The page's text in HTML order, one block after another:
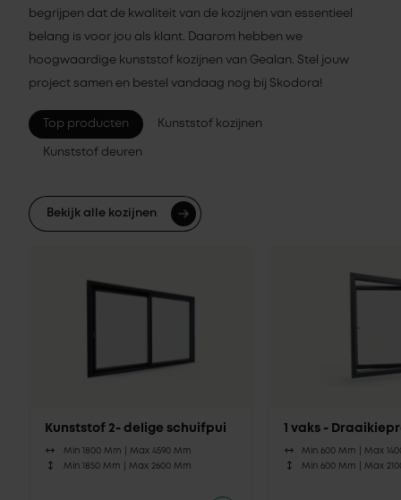
begrijpen dat de kwaliteit van de kozijnen van essentieel
belang is voor jou als klant. Daarom hebben we
hoogwaardige kunststof kozijnen van Gealan. Stel jouw
project samen en bestel vandaag nog bij Skodora!
Top producten Kunststof kozijnen
Kunststof deuren
Bekijk alle kozijnen
Kunststof 2- delige schuifpui
Min 1800 Mm | Max 4590 Mm
Min 1850 Mm | Max 2600 Mm
1 vaks -
Min 600 Mm |Max
Min 600 Mm |Max